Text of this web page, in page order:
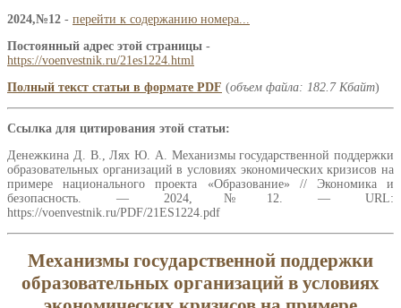
2024,№12 - перейти к содержанию номера...
Постоянный адрес этой страницы -
https://voenvestnik.ru/21es1224.html
Полный текст статьи в формате PDF (объем файла: 182.7 Кбайт)
Ссылка для цитирования этой статьи:
Денежкина Д. В., Лях Ю. А. Механизмы государственной поддержки
образовательных организаций в условиях экономических кризисов на
примере национального проекта «Образование» // Экономика и
безопасность. — 2024,№12. — URL:
https://voenvestnik.ru/PDF/21ES1224.pdf
Механизмы государственной поддержки
образовательных организаций в условиях